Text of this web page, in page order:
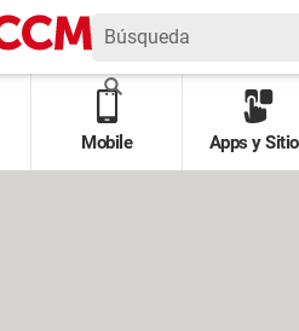
Mobile Apps y